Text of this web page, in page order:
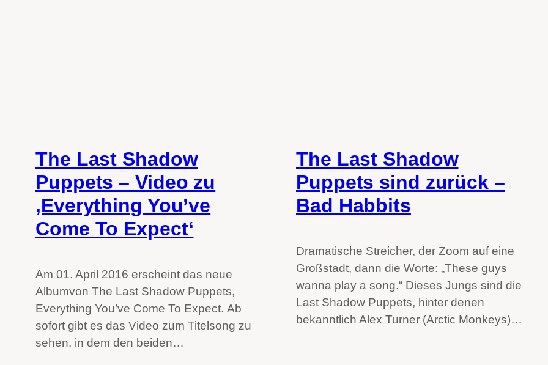
The Last Shadow
Puppets – Video zu
‚Everything You’ve
Come To Expect‘
Am 01. April 2016 erscheint das neue
Albumvon The Last Shadow Puppets,
Everything You’ve Come To Expect. Ab
sofort gibt es das Video zum Titelsong zu
sehen, in dem den beiden…
The Last Shadow
Puppets sind zurück –
Bad Habbits
Dramatische Streicher, der Zoom auf eine
Großstadt, dann die Worte: „These guys
wanna play a song.“ Dieses Jungs sind die
Last Shadow Puppets, hinter denen
bekanntlich Alex Turner (Arctic Monkeys)…